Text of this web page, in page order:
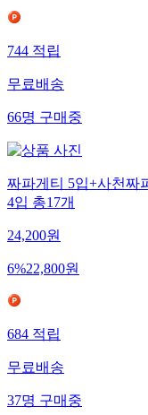
744적립
무료배송
66명구매중
짜파게티 5입+사천짜
4입 총17개
24,200원
6%22,800원
684적립
무료배송
37명구매중